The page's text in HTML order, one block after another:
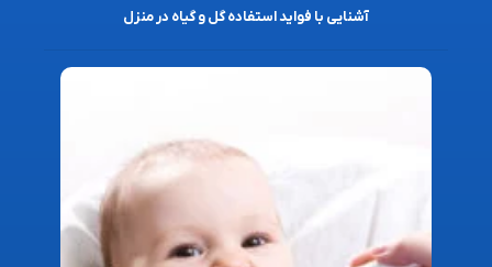
آشنایی با فواید استفاده گل و گیاه در منزل